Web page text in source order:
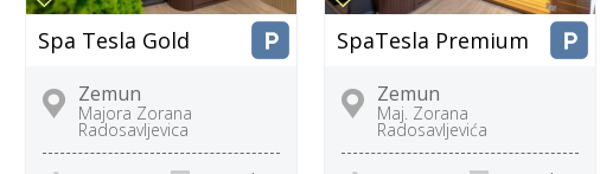
Spa Tesla Gold
Zemun
Majora Zorana
Radosavljevica
SpaTesla Premium
Zemun
Maj. Zorana
Radosavljevića